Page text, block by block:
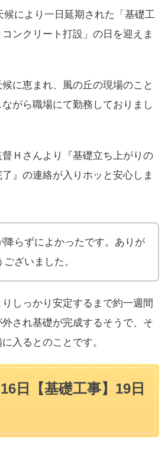
により一日延期された「基礎工
ンクリート打設」の日を迎えま
に恵まれ、風の丘の現場のこと
がら職場にて勤務しておりまし
Ｈさんより『基礎立ち上がりの
』の連絡が入りホッと安心しま
降らずによかったです。ありが
ございました。
しっかり安定するまで約一週間
され基礎が完成するそうで、そ
入るとのことです。
日【基礎工事】19日